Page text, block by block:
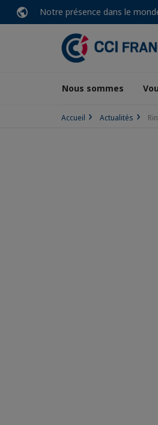
Notre présence dans le
Nous sommes
Accueil Actualités